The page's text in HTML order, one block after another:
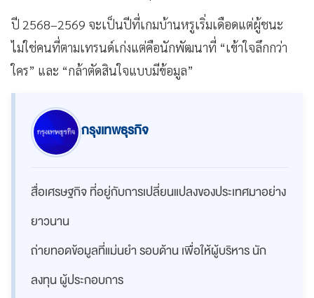
ปี 2568–2569 จะเป็นปีที่เกมบ้านหรูเริ่มเดือดแต่ผู้ชนะ
ไม่ใช่คนที่ตามเทรนด์เก่งแต่คือนักพัฒนาที่ “เข้าใจลึกกว่า
ใคร” และ “กล้าตัดสินใจแบบมีข้อมูล”
กรุงเทพธุรกิจ
สื่อเศรษฐกิจ ที่อยู่กับการเปลี่ยนแปลงของประเทศมาอย่าง
ยาวนาน
ถ่ายทอดข้อมูลที่แม่นยำ รอบด้าน เพื่อให้ผู้บริหาร นัก
ลงทุน ผู้ประกอบการ